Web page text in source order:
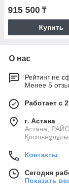
915 500 ₸
Купить
О нас
Рейтинг не
Менее 5
Работает с
г. Астана
Астана,
Контакты
Сегодня
Показать